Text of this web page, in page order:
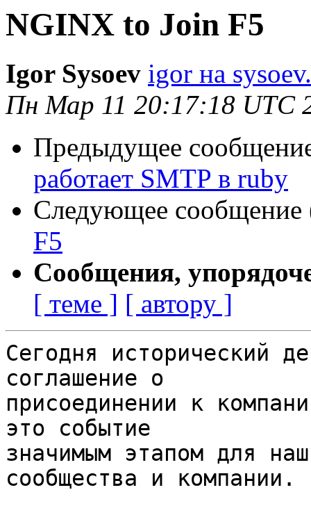
NGINX to Join F5
Igor Sysoev igor на
Пн Мар 11 20:17:18 UTC
Предыдущее
работает SMTP в ruby
Следующее сообщение
F5
Сообщения,
[ теме ] [ автору ]
Сегодня исторический
соглашение о
присоединении к
это событие
значимым этапом для
сообщества и компании.